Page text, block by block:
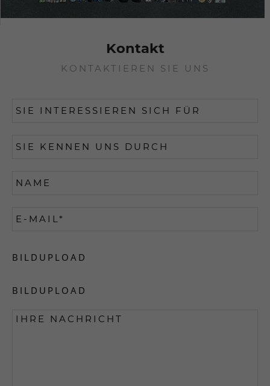
Kontakt
KONTAKTIEREN SIE UNS
BILDUPLOAD
BILDUPLOAD